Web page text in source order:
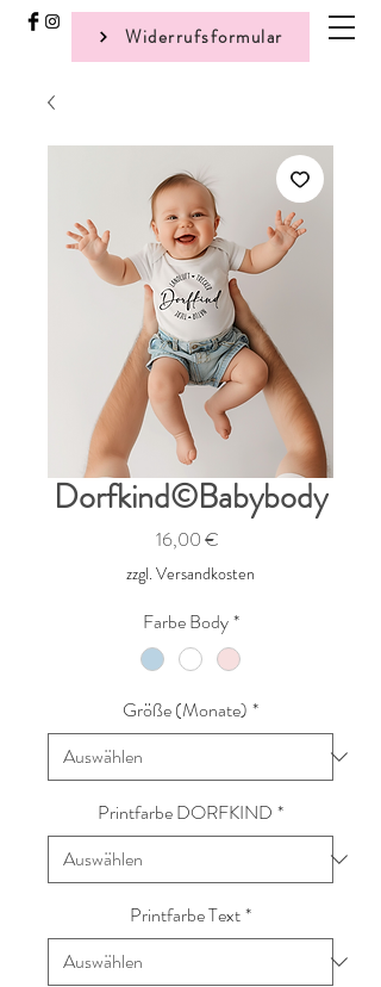
Widerrufsformular
Dorfkind©Babybody
16,00 €
zzgl. Versandkosten
Farbe Body*
Größe (Monate) *
Printfarbe DORFKIND *
Printfarbe Text*